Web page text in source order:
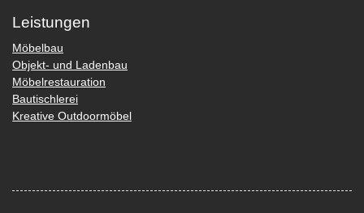
Leistungen
Möbelbau
Objekt- und Ladenbau
Möbelrestauration
Bautischlerei
Kreative Outdoormöbel